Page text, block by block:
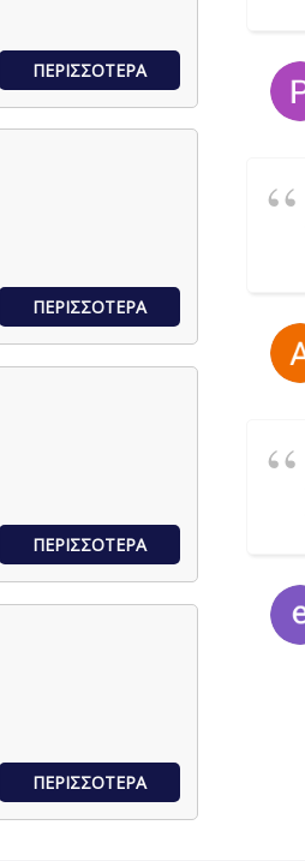
ΠΕΡΙΣΣΟΤΕΡΑ
ΠΕΡΙΣΣΟΤΕΡΑ
ΠΕΡΙΣΣΟΤΕΡΑ
ΠΕΡΙΣΣΟΤΕΡΑ